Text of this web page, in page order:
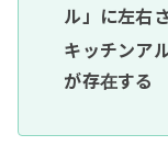
ル」に左右
キッチンア
が存在する